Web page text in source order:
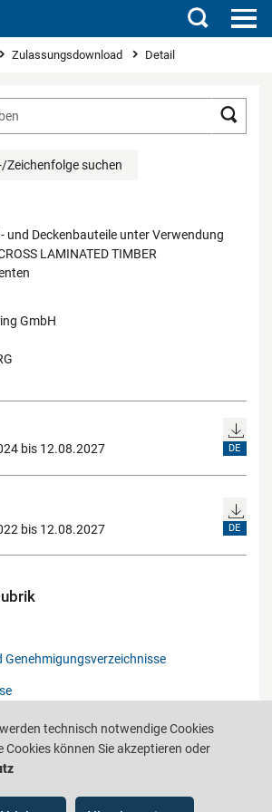
Suchen
Zulassungsdownload Detail
Zeichenfolge suchen
und Deckenbauteile unter Verwendung
LAMINATED TIMBER
GmbH
bis 12.08.2027
DE
bis 12.08.2027
DE
Genehmigungsverzeichnisse
technisch notwendige Cookies
können Sie akzeptieren oder